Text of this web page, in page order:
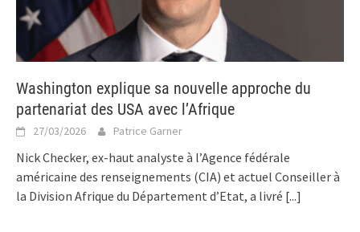
Washington explique sa nouvelle approche du
partenariat des USA avec l’Afrique
27/03/2026 Patrice Garner
Nick Checker, ex-haut analyste à l’Agence fédérale
américaine des renseignements (CIA) et actuel Conseiller à
la Division Afrique du Département d’Etat, a livré [...]